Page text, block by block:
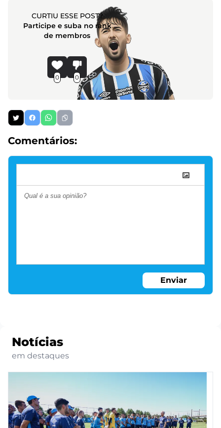
CURTIU ESSE POST?
Participe e suba no rank
de membros
0 0
Comentários:
Enviar
Notícias
em destaques